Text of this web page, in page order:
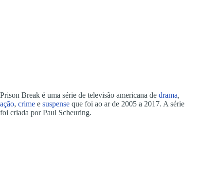
Prison Break é uma série de televisão americana de drama,
ação, crime e suspense que foi ao ar de 2005 a 2017. A série
foi criada por Paul Scheuring.